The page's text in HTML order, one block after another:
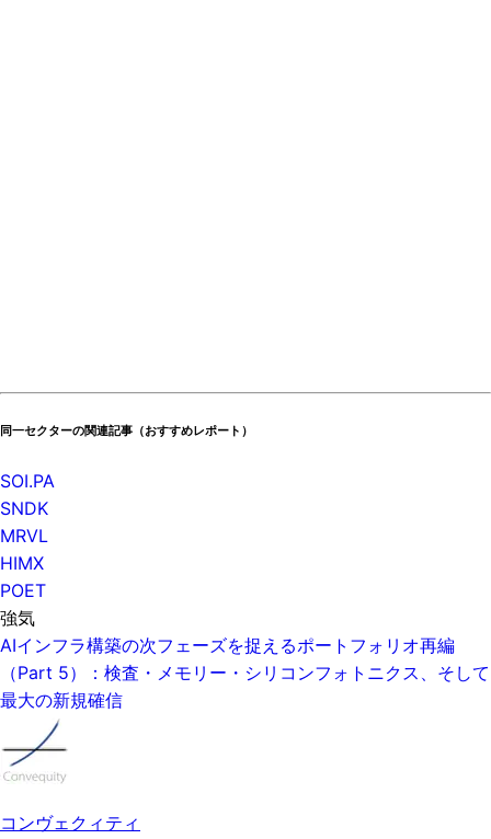
同一セクターの関連記事（おすすめレポート）
SOI.PA
SNDK
MRVL
HIMX
POET
強気
AIインフラ構築の次フェーズを捉えるポートフォリオ再編
（Part 5）：検査・メモリー・シリコンフォトニクス、そして
最大の新規確信
コンヴェクィティ